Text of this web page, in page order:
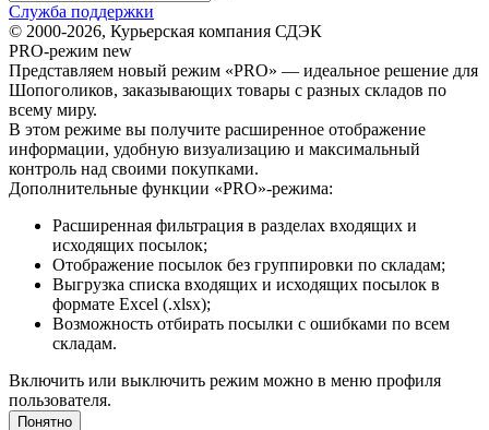
Служба поддержки
© 2000-2026, Курьерская компания СДЭК
PRO-режим new
Представляем новый режим «PRO» — идеальное решение для
Шопоголиков, заказывающих товары с разных складов по
всему миру.
В этом режиме вы получите расширенное отображение
информации, удобную визуализацию и максимальный
контроль над своими покупками.
Дополнительные функции «PRO»-режима:
Расширенная фильтрация в разделах входящих и
исходящих посылок;
Отображение посылок без группировки по складам;
Выгрузка списка входящих и исходящих посылок в
формате Excel (.xlsx);
Возможность отбирать посылки с ошибками по всем
складам.
Включить или выключить режим можно в меню профиля
пользователя.
Понятно